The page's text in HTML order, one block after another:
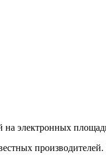
на электронных